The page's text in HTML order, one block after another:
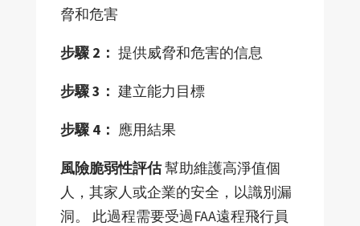
脅和危害
步驟 2： 提供威脅和危害的信息
步驟 3： 建立能力目標
步驟 4： 應用結果
風險脆弱性評估幫助維護高淨值個
人，其家人或企業的安全，以識別漏
洞。 此過程需要受過FAA遠程飛行員